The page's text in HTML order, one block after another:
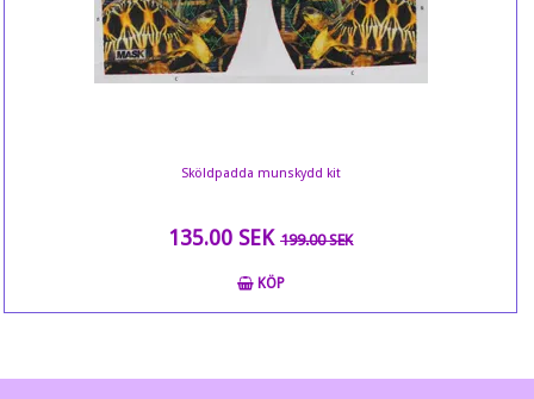
Sköldpadda munskydd kit
135.00 SEK 199.00 SEK
KÖP